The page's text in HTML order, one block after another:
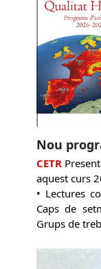
Nou
CETR
aquest curs
• Lectures
Caps de
Grups de